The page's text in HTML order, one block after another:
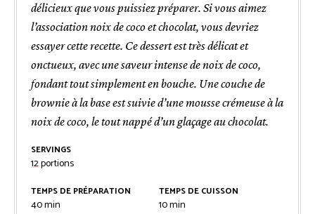
délicieux que vous puissiez préparer. Si vous aimez
l’association noix de coco et chocolat, vous devriez
essayer cette recette. Ce dessert est très délicat et
onctueux, avec une saveur intense de noix de coco,
fondant tout simplement en bouche. Une couche de
brownie à la base est suivie d’une mousse crémeuse à la
noix de coco, le tout nappé d’un glaçage au chocolat.
SERVINGS
12portions
TEMPS DE PRÉPARATION
40minutes
min
TEMPS DE CUISSON
10minutes
min